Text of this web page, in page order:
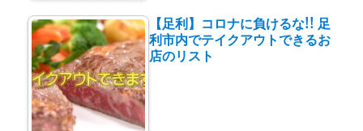
【足利】コロナに負けるな!! 足
利市内でテイクアウトできるお
店のリスト